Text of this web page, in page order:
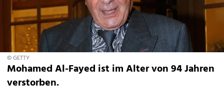
© GETTY
Mohamed Al-Fayed ist im Alter von 94 Jahren
verstorben.